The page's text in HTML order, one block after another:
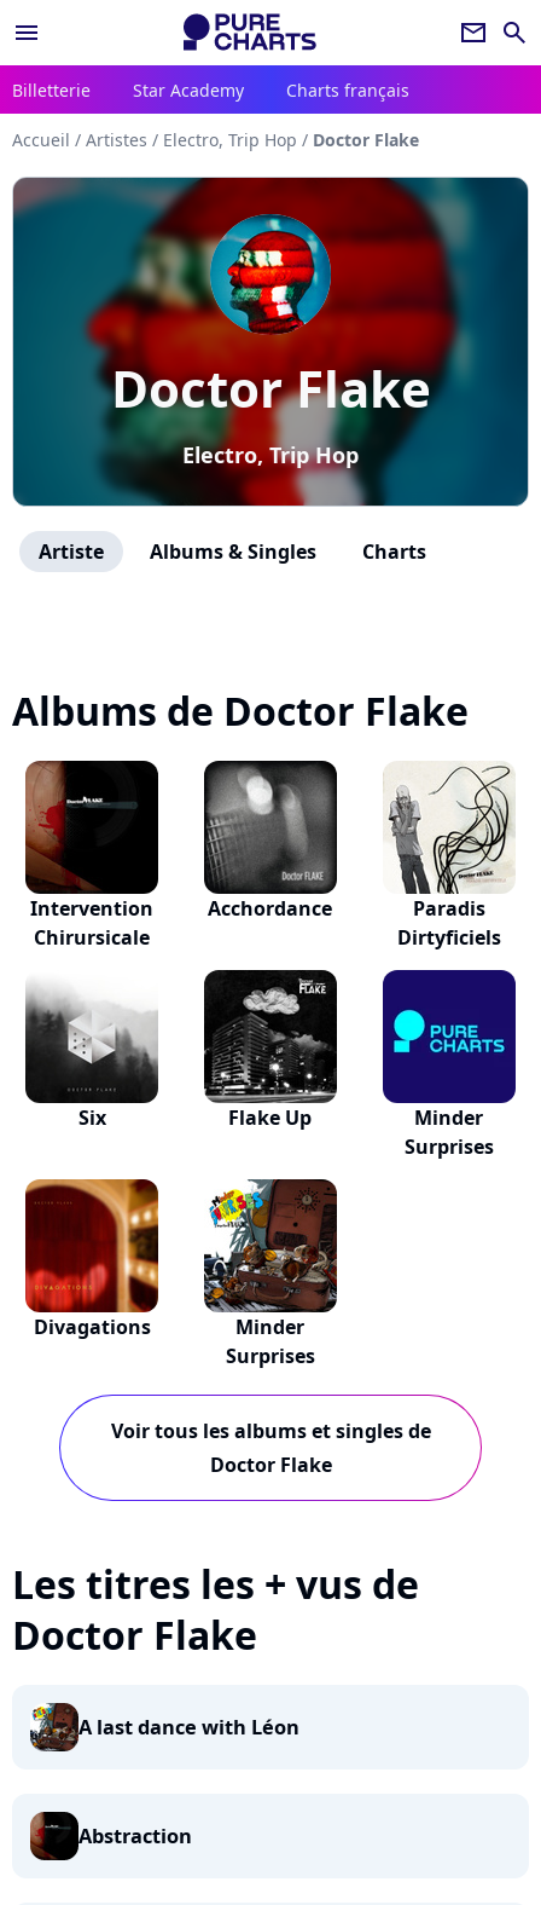
menu newsletter search
Billetterie Star Academy Charts français
Accueil / Artistes / Electro, Trip Hop / Doctor Flake
Doctor Flake
Electro, Trip Hop
Artiste Albums & Singles Charts
Albums de Doctor Flake
Intervention
Chirursicale
Acchordance
Paradis
Dirtyficiels
Six Flake Up
Minder
Surprises
Divagations
Minder
Surprises
Voir tous les albums et singles de
Doctor Flake
Les titres les + vus de
Doctor Flake
A last dance with Léon
Abstraction